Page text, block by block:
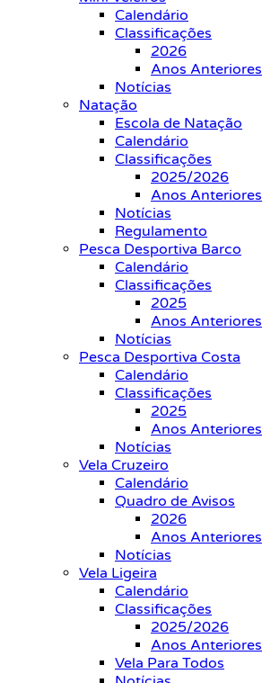
Calendário
Classificações
2026
Anos Anteriores
Notícias
Natação
Escola de Natação
Calendário
Classificações
2025/2026
Anos Anteriores
Notícias
Regulamento
Pesca Desportiva Barco
Calendário
Classificações
2025
Anos Anteriores
Notícias
Pesca Desportiva Costa
Calendário
Classificações
2025
Anos Anteriores
Notícias
Vela Cruzeiro
Calendário
Quadro de Avisos
2026
Anos Anteriores
Notícias
Vela Ligeira
Calendário
Classificações
2025/2026
Anos Anteriores
Vela Para Todos